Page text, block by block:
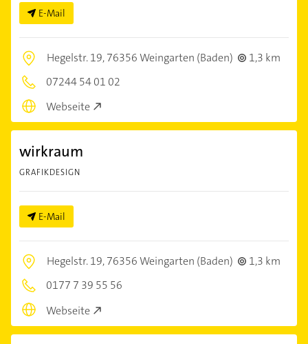
E-Mail
Hegelstr. 19,76356 Weingarten (Baden)
1,3 km
07244 54 01 02
Webseite
wirkraum
GRAFIKDESIGN
E-Mail
Hegelstr. 19,76356 Weingarten (Baden)
1,3 km
0177 7 39 55 56
Webseite